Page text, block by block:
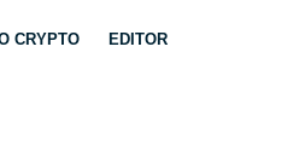
CRYPTO EDITOR